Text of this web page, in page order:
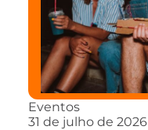
Eventos
31 de julho de 2026